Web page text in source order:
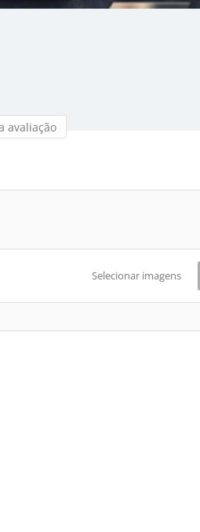
avaliação
Selecionar imagens